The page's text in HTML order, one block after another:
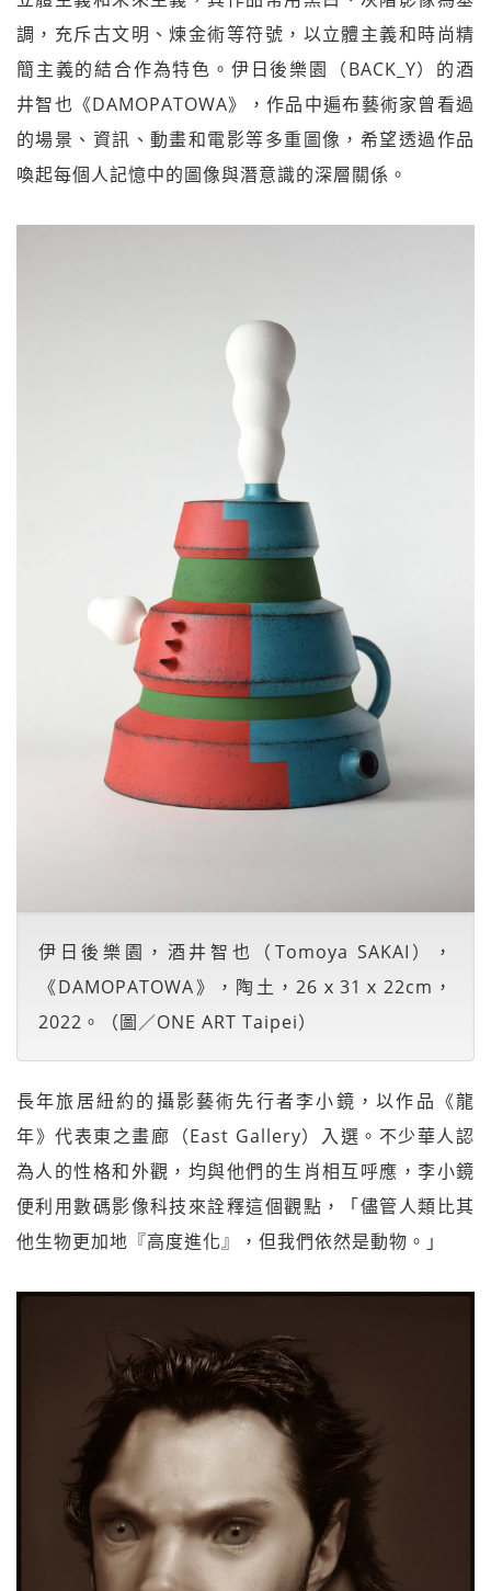
調，充斥古文明、煉金術等符號，以立體主義和時尚精
簡主義的結合作為特色。伊日後樂園（BACK_Y）的酒
井智也《DAMOPATOWA》，作品中遍布藝術家曾看過
的場景、資訊、動畫和電影等多重圖像，希望透過作品
喚起每個人記憶中的圖像與潛意識的深層關係。
伊日後樂園，酒井智也（Tomoya SAKAI），
《DAMOPATOWA》，陶土，26ｘ31ｘ22cm，
2022。（圖／ONE ART Taipei）
長年旅居紐約的攝影藝術先行者李小鏡，以作品《龍
年》代表東之畫廊（East Gallery）入選。不少華人認
為人的性格和外觀，均與他們的生肖相互呼應，李小鏡
便利用數碼影像科技來詮釋這個觀點，「儘管人類比其
他生物更加地『高度進化』，但我們依然是動物。」